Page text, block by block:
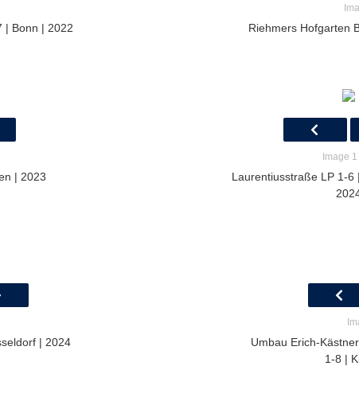
| Bonn | 2022 Riehmers Hofgarten
| 2023
Image
Laurentiusstraße LP 1-6
| 2024
Umbau Erich-
1-8 |